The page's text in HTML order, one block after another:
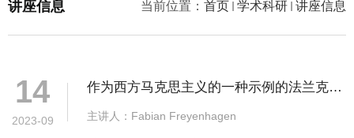
当前位置： 首页 学术科研 讲座信息
讲座信息
14
2023-09
作为西方马克思主义的一种示例的法兰克福
学派批判理论
主讲人：Fabian Freyenhagen